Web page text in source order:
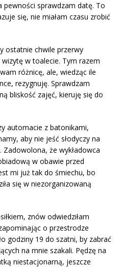
pewności sprawdzam datę. To
się, nie miałam czasu zrobić
ostatnie chwile przerwy
w toalecie. Tym razem
różnicę, ale, wiedząc ile
rezygnuję. Sprawdzam
bliskość zajęć, kieruję się do
automacie z batonikami,
aby nie jeść słodyczy na
Zadowolona, że wykładowca
w obawie przed
mi już tak do śmiechu, bo
się w niezorganizowaną
znów odwiedziłam
o przestrodze
godziny 19 do szatni, by zabrać
na mnie szakali. Pędzę na
niestacjonarną, jeszcze